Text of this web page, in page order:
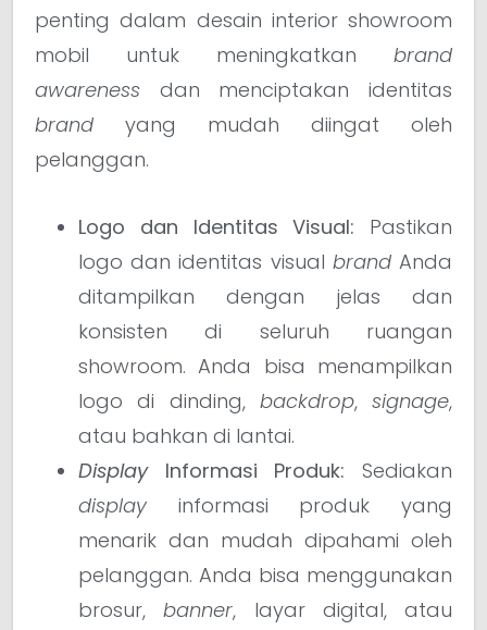
penting dalam desain interior showroom
mobil untuk meningkatkan brand
awareness dan menciptakan identitas
brand yang mudah diingat oleh
pelanggan.
Logo dan Identitas Visual: Pastikan
logo dan identitas visual brandAnda
ditampilkan dengan jelas dan
konsisten di seluruh ruangan
showroom. Anda bisa menampilkan
logo di dinding, backdrop, signage,
atau bahkan di lantai.
DisplayInformasi Produk: Sediakan
display informasi produk yang
menarik dan mudah dipahami oleh
pelanggan. Anda bisa menggunakan
brosur,banner, layar digital, atau